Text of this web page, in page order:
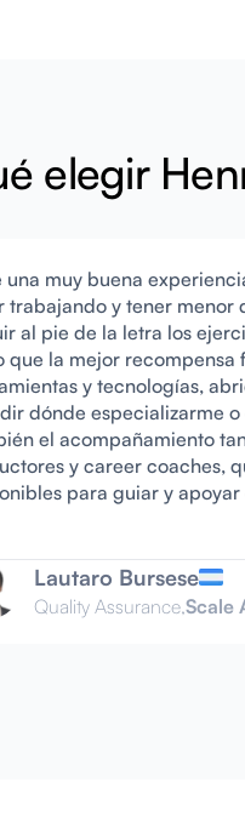
elegir
una muy buena
trabajando y tener
al pie de la letra los
que la mejor recompensa
y tecnologías,
dónde especializarme
el acompañamiento
y career coaches,
para guiar y apoyar
Lautaro Bursese
Quality Assurance,Scale